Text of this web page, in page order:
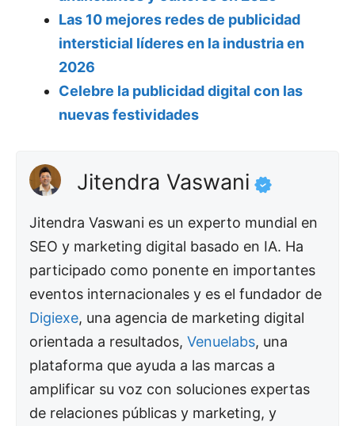
Las 10 mejores redes de publicidad
intersticial líderes en la industria en
2026
Celebre la publicidad digital con las
nuevas festividades
Jitendra Vaswani
Jitendra Vaswani es un experto mundial en
SEO y marketing digital basado en IA. Ha
participado como ponente en importantes
eventos internacionales y es el fundador de
Digiexe, una agencia de marketing digital
orientada a resultados,Venuelabs, una
plataforma que ayuda a las marcas a
amplificar su voz con soluciones expertas
de relaciones públicas y marketing, y